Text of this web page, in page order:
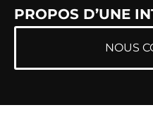
PROPOS D’UNE
NOUS